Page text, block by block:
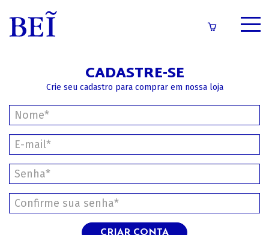
CONTEÚDOS
IMPRENSA
CADASTRE-SE
Crie seu cadastro para comprar em nossa loja
CRIAR CONTA